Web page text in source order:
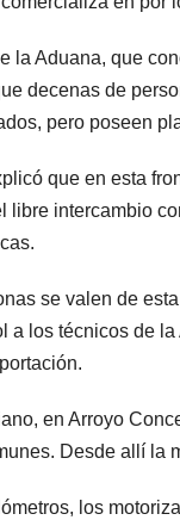
la Aduana, que
decenas de
pero poseen
que en esta
libre intercambio
se valen de
a los técnicos de
en Arroyo
Desde allí la
los